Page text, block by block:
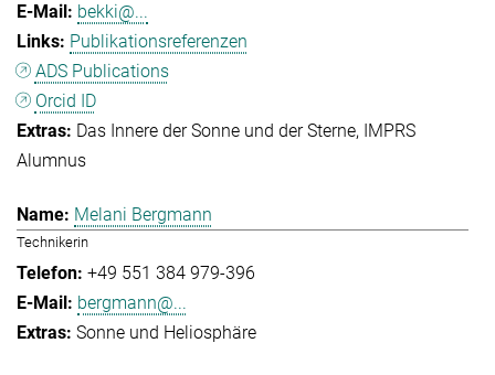
bekki@...
Publikationsreferenzen
ADS Publications
Orcid ID
Das Innere der Sonne und der Sterne IMPRS
Alumnus
Melani Bergmann
Technikerin
+49 551 384 979-396
bergmann@...
Sonne und Heliosphäre